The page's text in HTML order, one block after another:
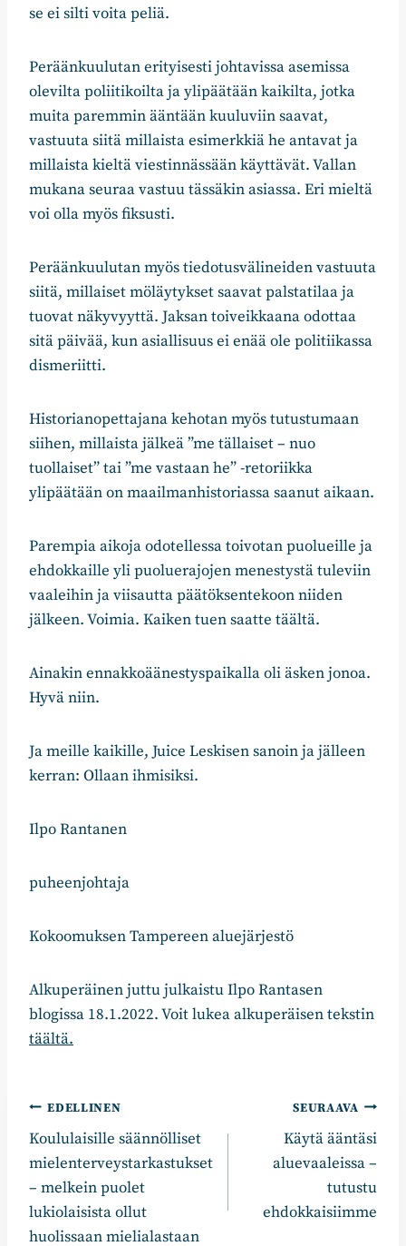
se ei silti voita peliä.
Peräänkuulutan erityisesti johtavissa asemissa
olevilta poliitikoilta ja ylipäätään kaikilta, jotka
muita paremmin ääntään kuuluviin saavat,
vastuuta siitä millaista esimerkkiä he antavat ja
millaista kieltä viestinnässään käyttävät. Vallan
mukana seuraa vastuu tässäkin asiassa. Eri mieltä
voi olla myös fiksusti.
Peräänkuulutan myös tiedotusvälineiden vastuuta
siitä, millaiset möläytykset saavat palstatilaa ja
tuovat näkyvyyttä. Jaksan toiveikkaana odottaa
sitä päivää, kun asiallisuus ei enää ole politiikassa
dismeriitti.
Historianopettajana kehotan myös tutustumaan
siihen, millaista jälkeä ”me tällaiset – nuo
tuollaiset” tai ”me vastaan he” -retoriikka
ylipäätään on maailmanhistoriassa saanut aikaan.
Parempia aikoja odotellessa toivotan puolueille ja
ehdokkaille yli puoluerajojen menestystä tuleviin
vaaleihin ja viisautta päätöksentekoon niiden
jälkeen. Voimia. Kaiken tuen saatte täältä.
Ainakin ennakkoäänestyspaikalla oli äsken jonoa.
Hyvä niin.
Ja meille kaikille, Juice Leskisen sanoin ja jälleen
kerran: Ollaan ihmisiksi.
Ilpo Rantanen
puheenjohtaja
Kokoomuksen Tampereen aluejärjestö
Alkuperäinen juttu julkaistu Ilpo Rantasen
blogissa 18.1.2022. Voit lukea alkuperäisen tekstin
täältä.
Artikkelien
selaus
EDELLINEN
Koululaisille säännölliset
mielenterveystarkastukset
– melkein puolet
lukiolaisista ollut
huolissaan mielialastaan
SEURAAVA
Käytä ääntäsi
aluevaaleissa –
tutustu
ehdokkaisiimme